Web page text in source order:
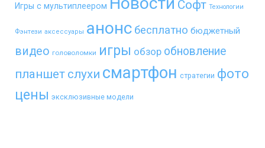
Игры с мультиплеером Софт Технологии
Фэнтези аксессуары анонс бесплатно бюджетный
видео головоломки игры обзор обновление
планшет слухи смартфон стратегии фото
цены эксклюзивные модели